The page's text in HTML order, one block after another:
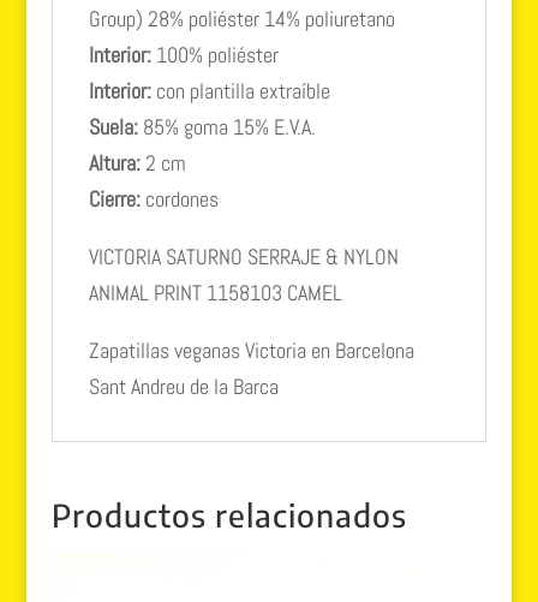
Group) 28% poliéster 14% poliuretano
Interior:100% poliéster
Interior:con plantilla extraíble
Suela:85% goma 15% E.V.A.
Altura:2 cm
Cierre:cordones
VICTORIA SATURNO SERRAJE & NYLON
ANIMAL PRINT 1158103 CAMEL
Zapatillas veganas Victoria en Barcelona
Sant Andreu de la Barca
Productos relacionados